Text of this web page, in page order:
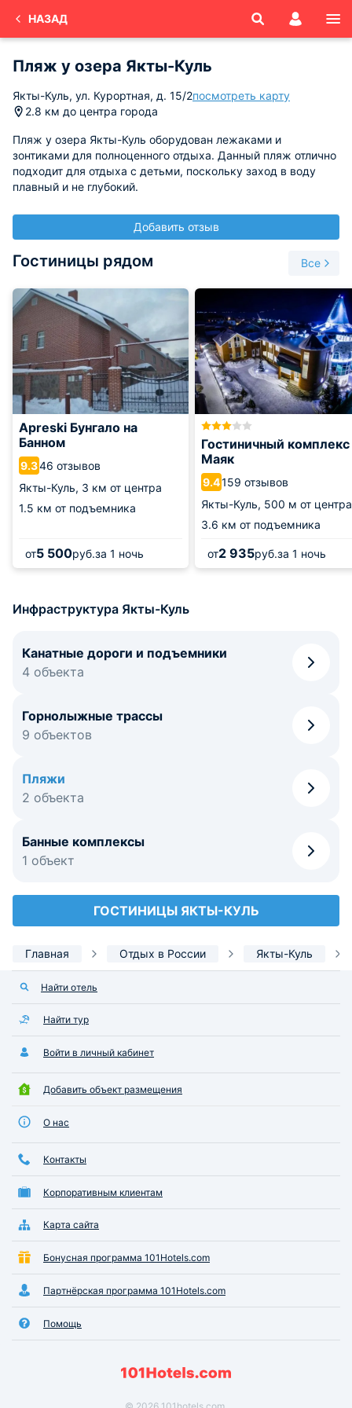
НАЗАД
Пляж у озера Якты-Куль
Якты-Куль, ул. Курортная, д. 15/2посмотреть карту
2.8 км до центра города
Пляж у озера Якты-Куль оборудован лежаками и
зонтиками для полноценного отдыха. Данный пляж отлично
подходит для отдыха с детьми, поскольку заход в воду
плавный и не глубокий.
Добавить отзыв
Гостиницы рядом Все
Apreski Бунгало на
Банном
9.346 отзывов
Якты-Куль, 3 км от центра
1.5 км от подъемника
от5 500руб.за 1 ночь
Гостиничный комплекс
Маяк
9.4159 отзывов
Якты-Куль, 500 м от центра
3.6 км от подъемника
от2 935руб.за 1 ночь
Инфраструктура Якты-Куль
Канатные дороги и подъемники
4 объекта
Горнолыжные трассы
9 объектов
Пляжи
2 объекта
Банные комплексы
1 объект
ГОСТИНИЦЫ ЯКТЫ-КУЛЬ
Главная Отдых в России Якты-Куль
Найти отель
Найти тур
Войти в личный кабинет
Добавить объект размещения
О нас
Контакты
Корпоративным клиентам
Карта сайта
Бонусная программа 101Hotels.com
Партнёрская программа 101Hotels.com
Помощь